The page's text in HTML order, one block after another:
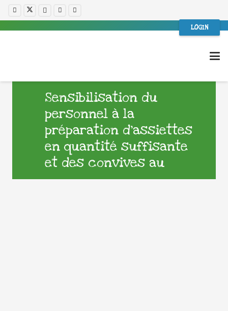
LOGIN
Sensibilisation du
personnel à la
préparation d’assiettes
en quantité suffisante
et des convives au